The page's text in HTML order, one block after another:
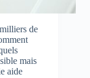
de
mais
aide